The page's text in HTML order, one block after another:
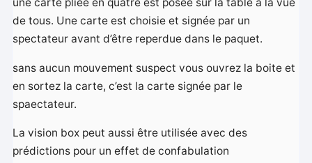
de tous. Une carte est choisie et signée par un
spectateur avant d’être reperdue dans le paquet.
sans aucun mouvement suspect vous ouvrez la boite et
en sortez la carte, c’est la carte signée par le
spaectateur.
La vision box peut aussi être utilisée avec des
prédictions pour un effet de confabulation